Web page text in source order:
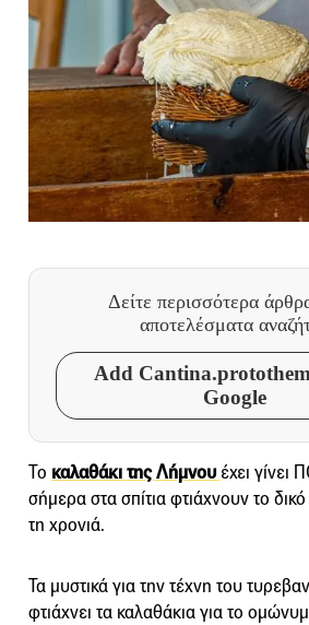
Δείτε περισσότερα
αποτελέσματα
Add
Google
Το καλαθάκι της Λήμνου έχει γίνει
σήμερα στα σπίτια φτιάχνουν το
τη χρονιά.
Τα μυστικά για την τέχνη του
φτιάχνει τα καλαθάκια για το